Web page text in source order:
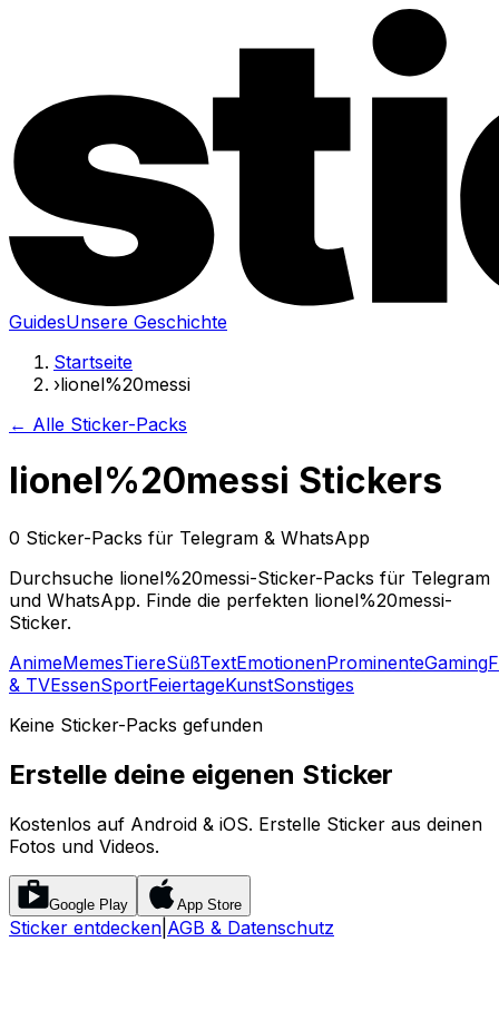
GuidesUnsere Geschichte
Startseite
›lionel%20messi
← Alle Sticker-Packs
lionel%20messi Stickers
0 Sticker-Packs für Telegram & WhatsApp
Durchsuche lionel%20messi-Sticker-Packs für Telegram
und WhatsApp. Finde die perfekten lionel%20messi-
Sticker.
AnimeMemesTiereSüßTextEmotionenProminenteGaming
& TVEssenSportFeiertageKunstSonstiges
Keine Sticker-Packs gefunden
Erstelle deine eigenen Sticker
Kostenlos auf Android & iOS. Erstelle Sticker aus deinen
Fotos und Videos.
Google Play App Store
Sticker entdecken AGB & Datenschutz